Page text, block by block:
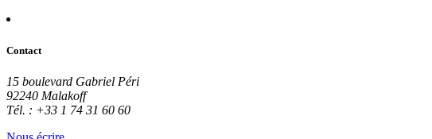
Contact
15 boulevard Gabriel Péri
92240 Malakoff
Tél. : +33 1 74 31 60 60